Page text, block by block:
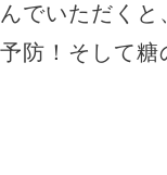
でいただく
防！そして